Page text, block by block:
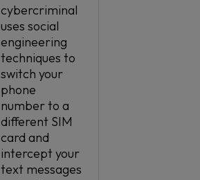
cybercriminal
uses social
engineering
techniques to
switch your
phone
number to a
different SIM
card and
intercept your
text messages